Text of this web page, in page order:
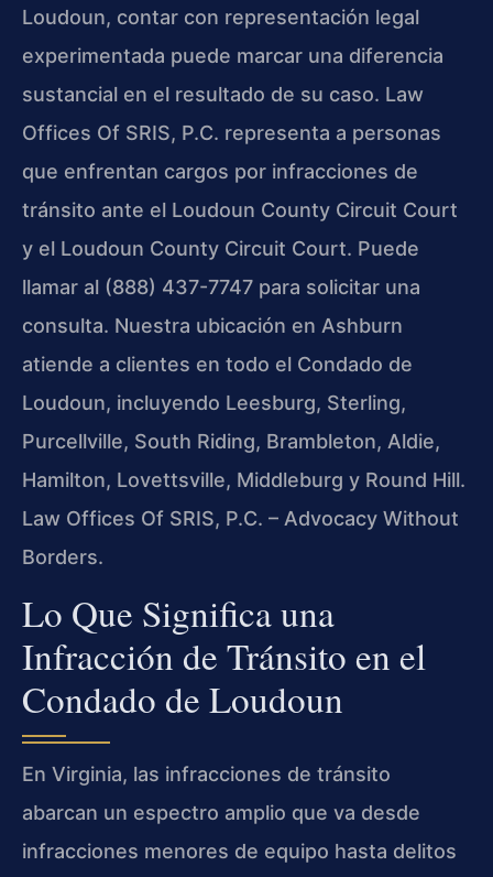
Loudoun, contar con representación legal
experimentada puede marcar una diferencia
sustancial en el resultado de su caso. Law
Offices Of SRIS, P.C. representa a personas
que enfrentan cargos por infracciones de
tránsito ante el Loudoun County Circuit Court
y el Loudoun County Circuit Court. Puede
llamar al (888) 437-7747 para solicitar una
consulta. Nuestra ubicación en Ashburn
atiende a clientes en todo el Condado de
Loudoun, incluyendo Leesburg, Sterling,
Purcellville, South Riding, Brambleton, Aldie,
Hamilton, Lovettsville, Middleburg y Round Hill.
Law Offices Of SRIS, P.C. – Advocacy Without
Borders.
Lo Que Significa una
Infracción de Tránsito en el
Condado de Loudoun
En Virginia, las infracciones de tránsito
abarcan un espectro amplio que va desde
infracciones menores de equipo hasta delitos